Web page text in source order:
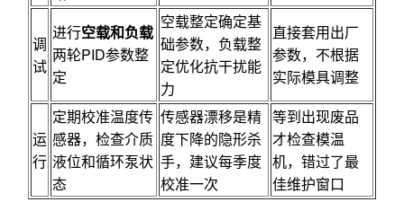
调
试
进行空载和负载
两轮PID参数整
定
空载整定确定基
础参数，负载整
定优化抗干扰能
力
直接套用出厂
参数，不根据
实际模具调整
运
行
定期校准温度传
感器，检查介质
液位和循环泵状
态
传感器漂移是精
度下降的隐形杀
手，建议每季度
校准一次
等到出现废品
才检查模温
机，错过了最
佳维护窗口